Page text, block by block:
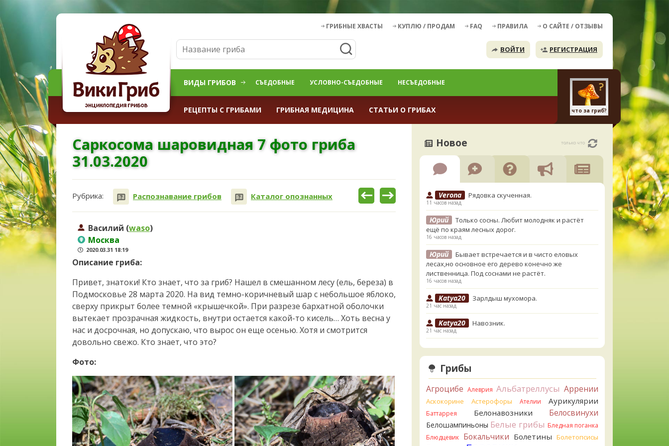
ГРИБНЫЕ ХВАСТЫ КУПЛЮ / ПРОДАМ FAQ ПРАВИЛА О САЙТЕ / ОТЗЫВЫ
ВОЙТИ РЕГИСТРАЦИЯ
ВИДЫ ГРИБОВ СЪЕДОБНЫЕ УСЛОВНО-СЪЕДОБНЫЕ НЕСЪЕДОБНЫЕ
РЕЦЕПТЫ С ГРИБАМИ ГРИБНАЯ МЕДИЦИНА СТАТЬИ О ГРИБАХ что за гриб?
Саркосома шаровидная 7 фото гриба
31.03.2020
Рубрика: Распознавание грибов Каталог опознанных
Василий (waso)
Москва
2020.03.31 18:19
Описание гриба:
Привет, знатоки! Кто знает, что за гриб? Нашел в смешанном лесу (ель, береза) в
Подмосковье 28 марта 2020. На вид темно-коричневый шар с небольшое яблоко,
сверху прикрыт более темной «крышечкой». При разрезе бархатной оболочки
вытекает прозрачная жидкость, внутри остается какой-то кисель… Хоть весна у
нас и досрочная, но допускаю, что вырос он еще осенью. Хотя и смотрится
довольно свежо. Кто знает, что это?
Фото:
Новое только что
Verona Рядовка скученная.
11 часов назад
Юрий
Только сосны. Любит молодняк и растёт
ещё по краям лесных дорог.
16 часов назад
Юрий
Бывает встречается и в чисто еловых
лесах,но основное его дерево конечно же
лиственница. Под соснами не растёт.
16 часов назад
Katya20 Зарлдыш мухомора.
21 час назад
Katya20 Навозник.
21 час назад
Verona Скорее всего он.
1 день назад
Verona
Что-то из рядовок. Цвета на фото вряд
1 день назад
Verona
Рядовка мыльная, судя по пластинкам.
Правильно сделали, что не взяли.
1 день назад
BorisM Подгруздок чёрный, или близкие виды
Грибы
Агроцибе Алеврия Альбатреллусы Аррении
Аскокорине Астерофоры Ателии Аурикулярии
Баттаррея Белонавозники Белосвинухи
Белошампиньоны Белые грибы Бледная поганка
Блюдцевик
Бокальчики Болетины Болетопсисы